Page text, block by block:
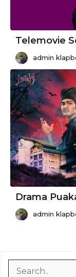
Telemovie
admin
Drama
admin